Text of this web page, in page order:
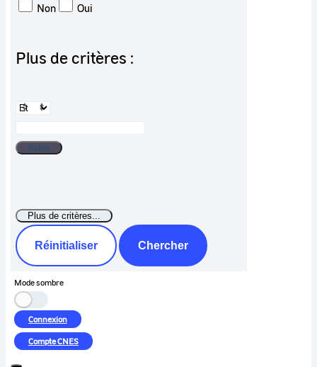
Non
Oui
Plus de critères :
Réinitialiser Chercher
Mode sombre
Connexion
CompteCNES